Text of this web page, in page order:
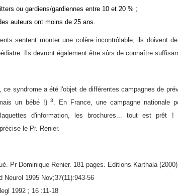
ou gardiens/gardiennes entre 10 et 20 % ;
auteurs ont moins de 25 ans.
sentent monter une colère incontrôlable, ils doivent
Ils devront également être sûrs de connaître
ce syndrome a été l'objet de différentes campagnes de
un bébé !)3
. En France, une campagne
d'information, les brochures... tout est
le Pr. Renier.
Pr Dominique Renier. 181 pages. Editions Karthala (2000)
Neurol 1995 Nov;37(11):943-56
1992 ; 16 :11-18